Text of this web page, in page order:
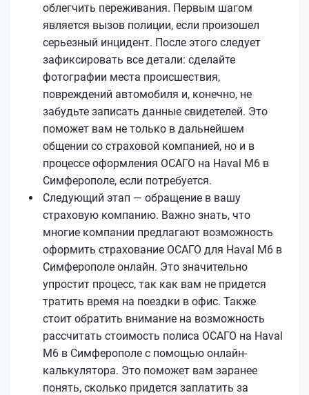
облегчить переживания. Первым шагом
является вызов полиции, если произошел
серьезный инцидент. После этого следует
зафиксировать все детали: сделайте
фотографии места происшествия,
повреждений автомобиля и, конечно, не
забудьте записать данные свидетелей. Это
поможет вам не только в дальнейшем
общении со страховой компанией, но и в
процессе оформления ОСАГО на Haval M6 в
Симферополе, если потребуется.
Следующий этап — обращение в вашу
страховую компанию. Важно знать, что
многие компании предлагают возможность
оформить страхование ОСАГО для Haval M6 в
Симферополе онлайн. Это значительно
упростит процесс, так как вам не придется
тратить время на поездки в офис. Также
стоит обратить внимание на возможность
рассчитать стоимость полиса ОСАГО на Haval
M6 в Симферополе с помощью онлайн-
калькулятора. Это поможет вам заранее
понять, сколько придется заплатить за